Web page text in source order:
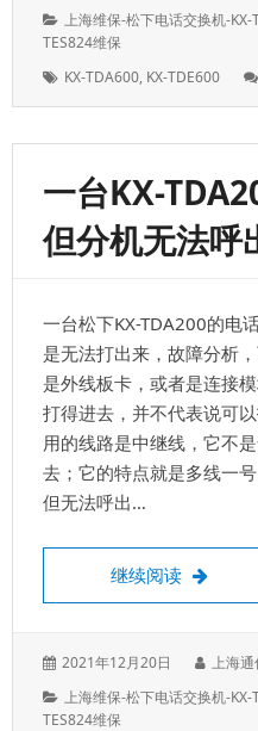
于：
分
类：
上海维保-松下电话交换机-KX-
TES824维保
标
KX-TDA600, KX-TDE600
一台KX-
但分机无法呼
一台松下KX-TDA200的电
是无法打出来，故障分析
是外线板卡，或者是连接
打得进去，并不代表说可
用的线路是中继线，它不
去；它的特点就是多线一
但无法呼出…
继续阅读 一台
发
于：
2021年12月20日
作
上海
分
类：
上海维保-松下电话交换机-KX-
TES824维保